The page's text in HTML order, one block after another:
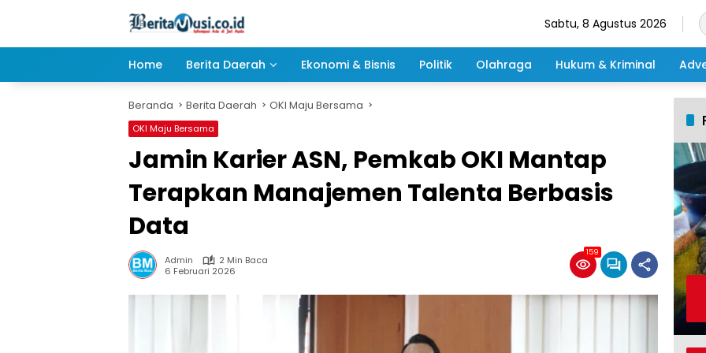
Sabtu, 8 Agustus 2026
Home Berita Daerah Ekonomi & Bisnis Politik Olahraga Hukum & Kriminal
Beranda Berita Daerah OKI Maju Bersama
OKI Maju Bersama
Jamin Karier ASN, Pemkab OKI Mantap
Terapkan Manajemen Talenta Berbasis
Data
Admin
2 Min Baca
6 Februari 2026
159